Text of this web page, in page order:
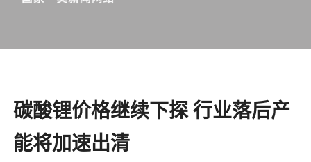
碳酸锂价格继续下探 行业落后产
能将加速出清